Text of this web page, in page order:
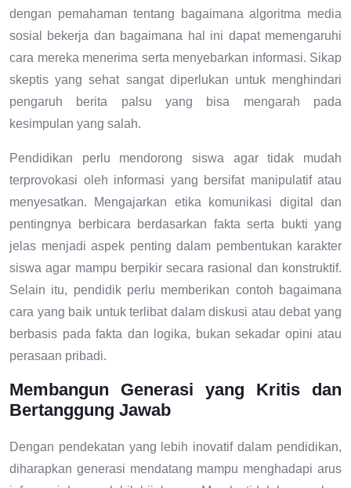
dengan pemahaman tentang bagaimana algoritma media
sosial bekerja dan bagaimana hal ini dapat memengaruhi
cara mereka menerima serta menyebarkan informasi. Sikap
skeptis yang sehat sangat diperlukan untuk menghindari
pengaruh berita palsu yang bisa mengarah pada
kesimpulan yang salah.
Pendidikan perlu mendorong siswa agar tidak mudah
terprovokasi oleh informasi yang bersifat manipulatif atau
menyesatkan. Mengajarkan etika komunikasi digital dan
pentingnya berbicara berdasarkan fakta serta bukti yang
jelas menjadi aspek penting dalam pembentukan karakter
siswa agar mampu berpikir secara rasional dan konstruktif.
Selain itu, pendidik perlu memberikan contoh bagaimana
cara yang baik untuk terlibat dalam diskusi atau debat yang
berbasis pada fakta dan logika, bukan sekadar opini atau
perasaan pribadi.
Membangun Generasi yang Kritis dan
Bertanggung Jawab
Dengan pendekatan yang lebih inovatif dalam pendidikan,
diharapkan generasi mendatang mampu menghadapi arus